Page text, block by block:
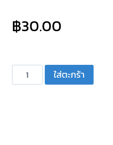
฿30.00
จำนวน
ฝา
ใส่ตะกร้า